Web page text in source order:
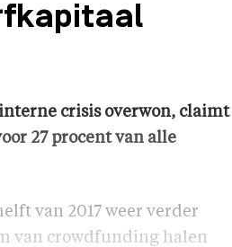
crisis overwon, claimt
27 procent van alle
van 2017 weer verder
van crowdfunding halen